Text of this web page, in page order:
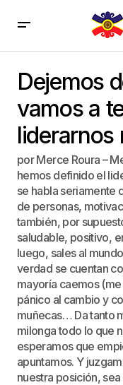
liderarnos nosotros
Dejemos
vamos a
liderarnos
por Merce Roura –
hemos definido el
se habla seriamente
de personas,
también, por
saludable, positivo,
luego, sales al
verdad se cuentan
mayoría caemos
pánico al cambio y
muñecas… Da tanto
milonga todo lo que
esperamos que
apuntamos. Y
nuestra posición,